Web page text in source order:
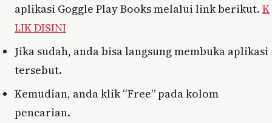
aplikasi Goggle Play Books melalui link berikut. K
LIK DISINI
Jika sudah, anda bisa langsung membuka aplikasi
tersebut.
Kemudian, anda klik “Free” pada kolom
pencarian.